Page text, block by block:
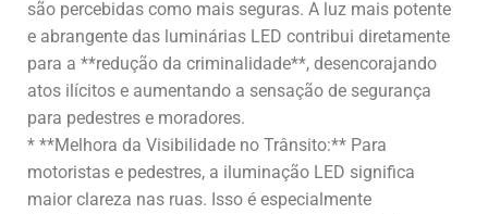
são percebidas como mais seguras. A luz mais potente
e abrangente das luminárias LED contribui diretamente
para a **redução da criminalidade**, desencorajando
atos ilícitos e aumentando a sensação de segurança
para pedestres e moradores.
* **Melhora da Visibilidade no Trânsito:** Para
motoristas e pedestres, a iluminação LED significa
maior clareza nas ruas. Isso é especialmente